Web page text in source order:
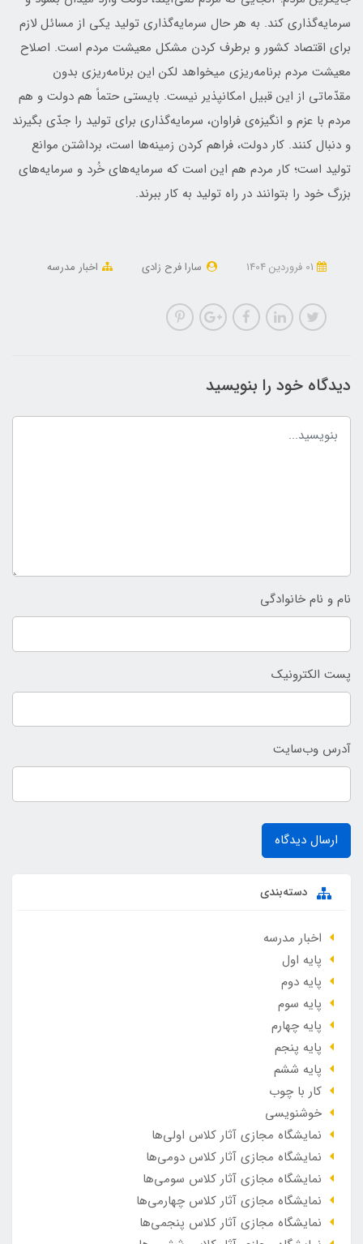
سرمایه‌گذاری کند. به هر حال سرمایه‌گذاری تولید یکی از مسائل لازم
برای اقتصاد کشور و برطرف کردن مشکل معیشت مردم است. اصلاح
معیشت مردم برنامه‌ریزی میخواهد لکن این برنامه‌ریزی بدون
مقدّماتی از این قبیل امکانپذیر نیست. بایستی حتماً هم دولت و هم
مردم با عزم و انگیزه‌ی فراوان، سرمایه‌گذاری برای تولید را جدّی بگیرند
و دنبال کنند. کار دولت، فراهم کردن زمینه‌ها است، برداشتن موانع
تولید است؛ کار مردم هم این است که سرمایه‌های خُرد و سرمایه‌های
بزرگ خود را بتوانند در راه تولید به کار ببرند.
سارا فرح زادی اخبار مدرسه
دیدگاه خود را بنویسید
نام و نام خانوادگی
پست الکترونیک
آدرس وب‌سایت
ارسال دیدگاه
دسته‌بندی
اخبار مدرسه
پایه اول
پایه دوم
پایه سوم
پایه چهارم
پایه پنجم
پایه ششم
کار با چوب
خوشنویسی
نمایشگاه مجازی آثار کلاس اولی‌ها
نمایشگاه مجازی آثار کلاس دومی‌ها
نمایشگاه مجازی آثار کلاس سومی‌ها
نمایشگاه مجازی آثار کلاس چهارمی‌ها
نمایشگاه مجازی آثار کلاس پنجمی‌ها